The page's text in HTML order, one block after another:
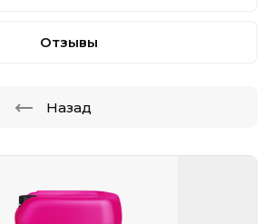
Отзывы
Назад